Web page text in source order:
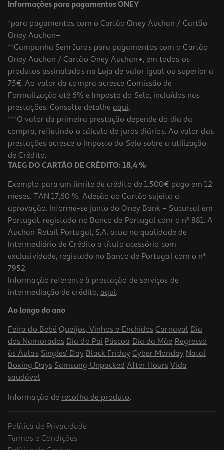
Informações para pagamentos ONEY
*para pagamentos com o Cartão Oney Auchan / Cartão
Oney Auchan+.
**Campanha Sem Juros para pagamentos com o Cartão
Oney Auchan / Cartão Oney Auchan+, em todos os
produtos assinalados na Loja de valor igual ou superior a
75€. Ao valor da compra acresce Comissão de
Formalização até 6% e Imposto do Selo, incluídos nas
prestações. Consulte detalhe aqui.
***O valor da primeira prestação depende do dia da
compra, refletindo o cálculo de juros diários. Ao valor das
prestações acresce o Imposto do Selo sobre a utilização
de Crédito.
TAEG DO CARTÃO DE CRÉDITO: 18,4 %
Exemplo para um limite de crédito de 1.500€ pago em 12
meses. TAN 17,60 %. Adesão ao Cartão sujeita a
aprovação. Informe-se junto do Oney Bank – Sucursal em
Portugal, registado no Banco de Portugal com o nº 881. A
Auchan Retail Portugal, S.A. atua na qualidade de
Intermediário de Crédito a título acessório com
exclusividade, registado no Banco de Portugal com o nº
7952.
Informação referente à prestação de serviços de
intermediação de crédito, aqui.
Ao longo do ano
Feira do Bebé Queijos, Vinhos e Enchidos Carnaval Dia
dos Namorados Dia do Pai Páscoa Dia da Mãe Regresso
às Aulas Singles' Day Black Friday Cyber Monday Natal
Boxing Days Samsung Unpacked After Hours Vida
saudável
Informação de recolha de produto.
Política de Privacidade
Termos e Condições